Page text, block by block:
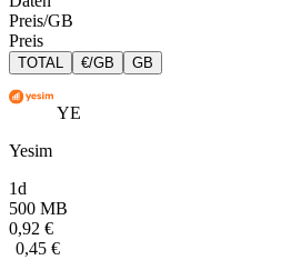
Preis/GB
Preis
TOTAL €/GB GB
YE
Yesim
1d
500 MB
0,92 €
0,45 €